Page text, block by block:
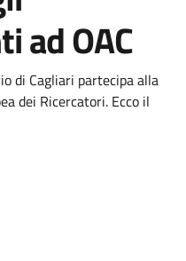
ad OAC
di Cagliari partecipa alla
dei Ricercatori. Ecco il